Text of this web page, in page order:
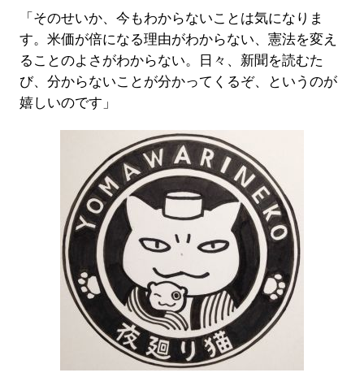
「そのせいか、今もわからないことは気になりま
す。米価が倍になる理由がわからない、憲法を変え
ることのよさがわからない。日々、新聞を読むた
び、分からないことが分かってくるぞ、というのが
嬉しいのです」